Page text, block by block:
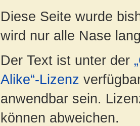
Diese Seite wurde
wird nur alle Nase
Der Text ist unter der
Alike“-Lizenz
anwendbar sein.
können abweichen.